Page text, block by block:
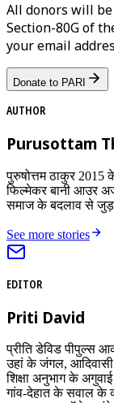
All donors will
Section-80G of
your email
Donate to PARI
AUTHOR
Purusottam
पुरुषोत्तम ठाकुर 2015
फिल्मेकर बानी आउर
समाज के बदलाव से
See more stories
EDITOR
Priti David
प्रीति डेविड पीपुल्स
उहां के जंगल, आदिवासी
शिक्षा अनुभाग के
गांव-देहात के सवाल के